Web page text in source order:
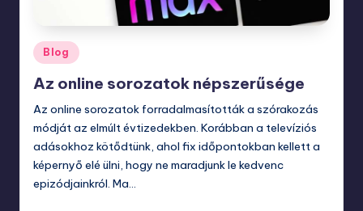
Posted
in
Blog
Az online sorozatok népszerűsége
Az online sorozatok forradalmasították a szórakozás
módját az elmúlt évtizedekben. Korábban a televíziós
adásokhoz kötődtünk, ahol fix időpontokban kellett a
képernyő elé ülni, hogy ne maradjunk le kedvenc
epizódjainkról. Ma…